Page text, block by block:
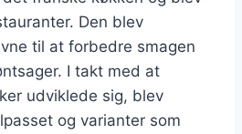
Den blev
til at forbedre smagen
I takt med at
udviklede sig, blev
og varianter som